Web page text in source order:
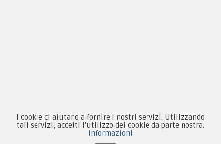
Contattaci su Facebook
I cookie ci aiutano a fornire i nostri servizi. Utilizzando
tali servizi, accetti l'utilizzo dei cookie da parte nostra.
Informazioni